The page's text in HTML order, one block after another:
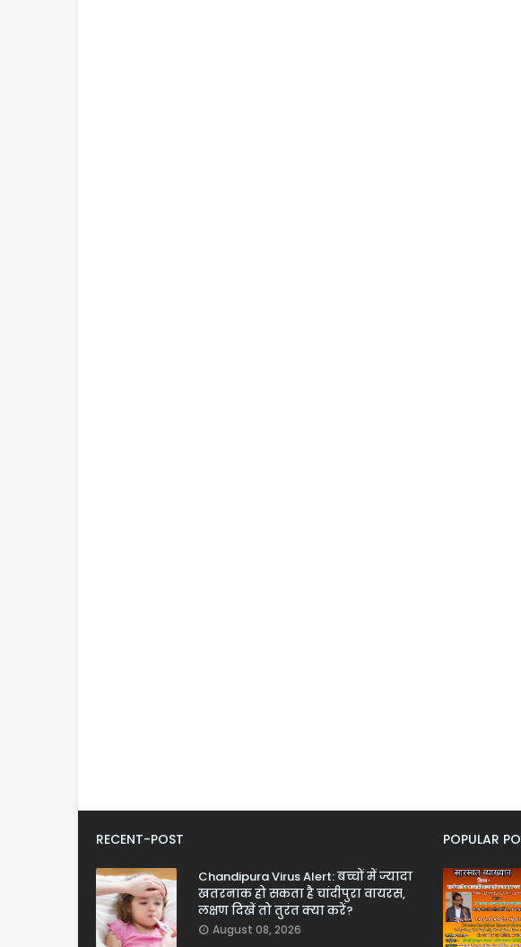
RECENT-POST
Chandipura Virus Alert: बच्चों में ज्यादा
खतरनाक हो सकता है चांदीपुरा वायरस,
लक्षण दिखें तो तुरंत क्या करें?
August 08, 2026
POPULAR